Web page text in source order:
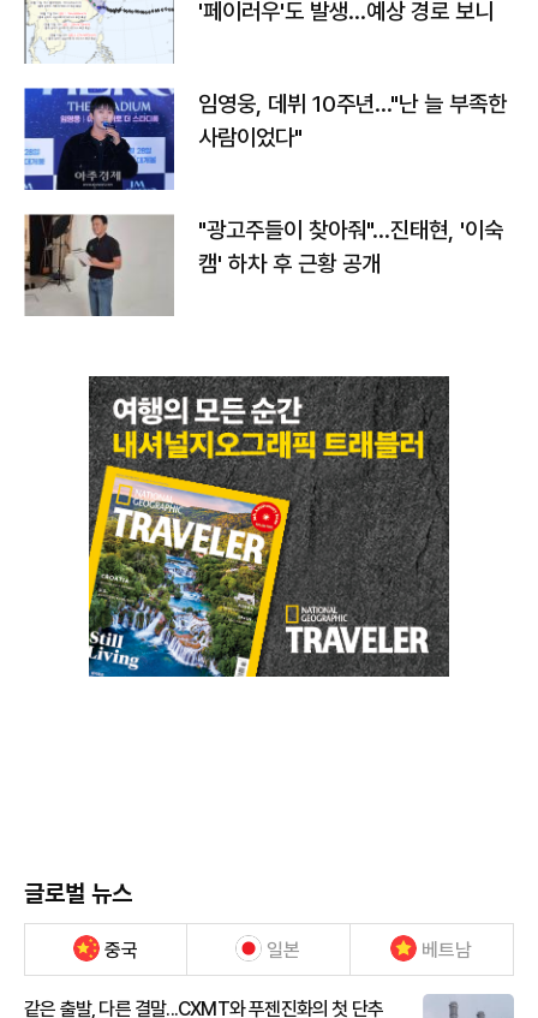
'페이러우'도 발생…예상 경로 보니
임영웅, 데뷔 10주년…"난 늘 부족한
사람이었다"
"광고주들이 찾아줘"…진태현, '이숙
캠' 하차 후 근황 공개
글로벌 뉴스
중국 일본 베트남
같은 출발, 다른 결말...CXMT와 푸젠진화의 첫 단추